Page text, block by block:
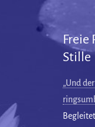
Freie
Stille
„Und